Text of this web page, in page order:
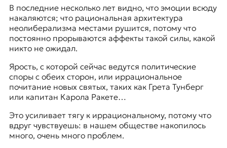
В последние несколько лет видно, что эмоции всюду
накаляются; что рациональная архитектура
неолиберализма местами рушится, потому что
постоянно прорываются аффекты такой силы, какой
никто не ожидал.
Ярость, с которой сейчас ведутся политические
споры с обеих сторон, или иррациональное
почитание новых святых, таких как Грета Тунберг
или капитан Карола Ракете…
Это усиливает тягу к иррациональному, потому что
вдруг чувствуешь: в нашем обществе накопилось
много, очень много проблем.